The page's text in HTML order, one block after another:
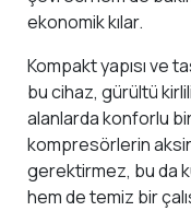
ekonomik kılar.
Kompakt yapısı ve
bu cihaz, gürültü
alanlarda konforlu
kompresörlerin
gerektirmez, bu da
hem de temiz bir